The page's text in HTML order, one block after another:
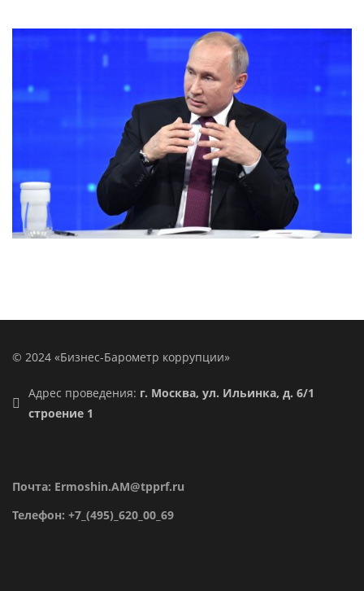
© 2024 «Бизнес-Барометр коррупции»
Адрес проведения: г. Москва, ул. Ильинка, д. 6/1
строение 1
Почта: Ermoshin.AM@tpprf.ru
Телефон: +7_(495)_620_00_69